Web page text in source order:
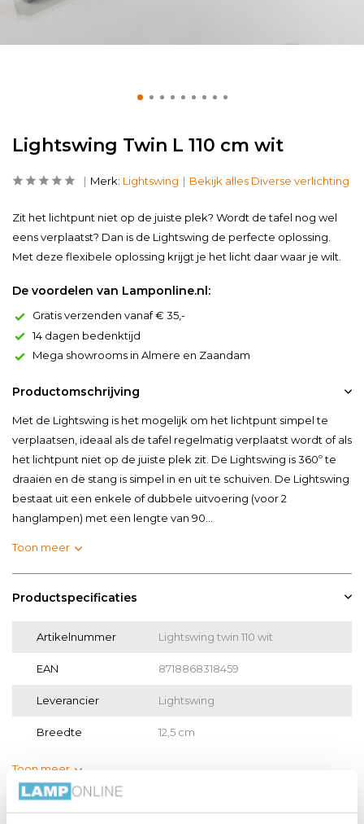
Lightswing Twin L 110 cm wit
Merk: Lightswing Bekijk alles Diverse verlichting
Zit het lichtpunt niet op de juiste plek? Wordt de tafel nog wel
eens verplaatst? Dan is de Lightswing de perfecte oplossing.
Met deze flexibele oplossing krijgt je het licht daar waar je wilt.
De voordelen van Lamponline.nl:
Gratis verzenden vanaf € 35,-
14 dagen bedenktijd
Mega showrooms in Almere en Zaandam
Productomschrijving
Met de Lightswing is het mogelijk om het lichtpunt simpel te
verplaatsen, ideaal als de tafel regelmatig verplaatst wordt of als
het lichtpunt niet op de juiste plek zit. De Lightswing is 360º te
draaien en de stang is simpel in en uit te schuiven. De Lightswing
bestaat uit een enkele of dubbele uitvoering (voor 2
hanglampen) met een lengte van 90...
Toon meer
Productspecificaties
Artikelnummer Lightswing twin 110 wit
EAN 8718868318459
Leverancier Lightswing
Breedte 12,5 cm
Toon meer
Vergelijk Delen